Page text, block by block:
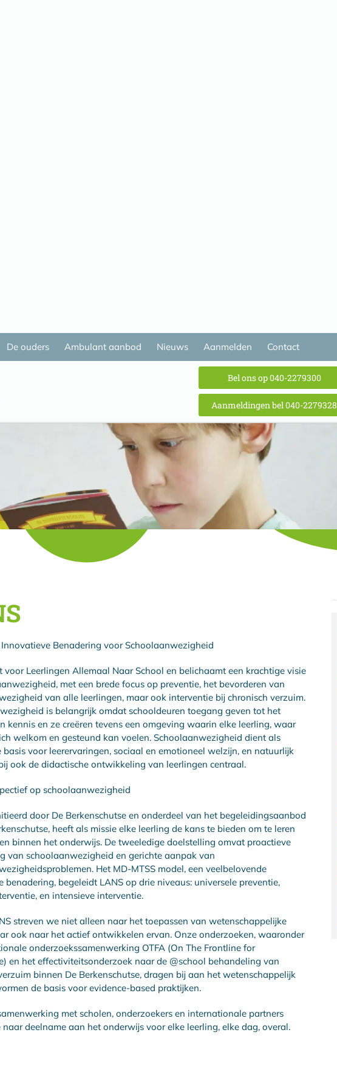
De ouders Ambulant aanbod Nieuws Aanmelden Contact
Bel ons op 040-2279300
Aanmeldingen bel 040-2279328
Innovatieve Benadering voor Schoolaanwezigheid
voor Leerlingen Allemaal Naar School en belichaamt een krachtige visie
met een brede focus op preventie, het bevorderen van
van alle leerlingen, maar ook interventie bij chronisch verzuim.
is belangrijk omdat schooldeuren toegang geven tot het
kennis en ze creëren tevens een omgeving waarin elke leerling, waar
welkom en gesteund kan voelen. Schoolaanwezigheid dient als
basis voor leerervaringen, sociaal en emotioneel welzijn, en natuurlijk
ook de didactische ontwikkeling van leerlingen centraal.
op schoolaanwezigheid
door De Berkenschutse en onderdeel van het begeleidingsaanbod
heeft als missie elke leerling de kans te bieden om te leren
binnen het onderwijs. De tweeledige doelstelling omvat proactieve
van schoolaanwezigheid en gerichte aanpak van
Het MD-MTSS model, een veelbelovende
benadering, begeleidt LANS op drie niveaus: universele preventie,
en intensieve interventie.
streven we niet alleen naar het toepassen van wetenschappelijke
ook naar het actief ontwikkelen ervan. Onze onderzoeken, waaronder
onderzoekssamenwerking OTFA (On The Frontline for
en het effectiviteitsonderzoek naar de @school behandeling van
binnen De Berkenschutse, dragen bij aan het wetenschappelijk
de basis voor evidence-based praktijken.
met scholen, onderzoekers en internationale partners
naar deelname aan het onderwijs voor elke leerling, elke dag, overal.